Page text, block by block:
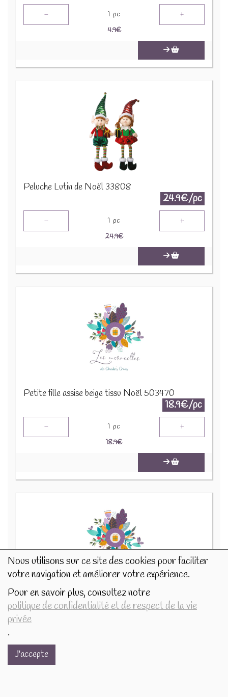
Nous utilisons sur ce site des cookies pour faciliter
votre navigation et améliorer votre expérience.
Pour en savoir plus, consultez notre
politique de confidentialité et de respect de la vie
privée
.
J'accepte
- 1 pc +
4.9€
Peluche Lutin de Noël 33808
24.9€/pc
- 1 pc +
24.9€
Petite fille assise beige tissu Noël 503470
18.9€/pc
- 1 pc +
18.9€
Photophore 6cm Neige givre maisons 505270
4.5€/pc